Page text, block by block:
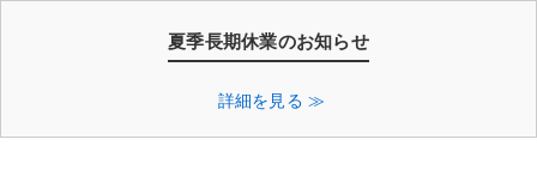
夏季長期休業のお知らせ
詳細を見る ≫